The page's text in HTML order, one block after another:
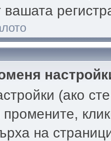
вашата
(ако
на